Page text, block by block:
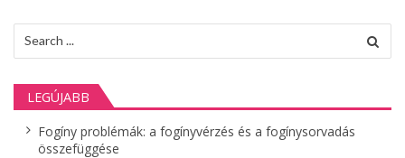
z
é
s
e
k
for:
LEGÚJABB
Fogíny problémák: a fogínyvérzés és a fogínysorvadás
összefüggése